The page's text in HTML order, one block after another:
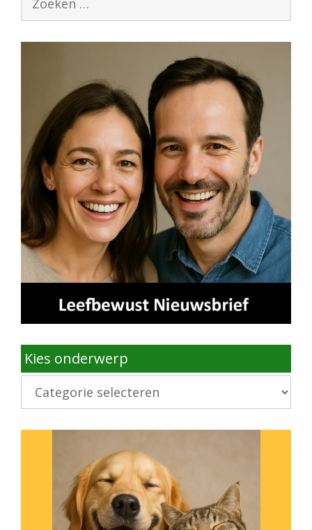
Kies onderwerp
Kies
onderwerp